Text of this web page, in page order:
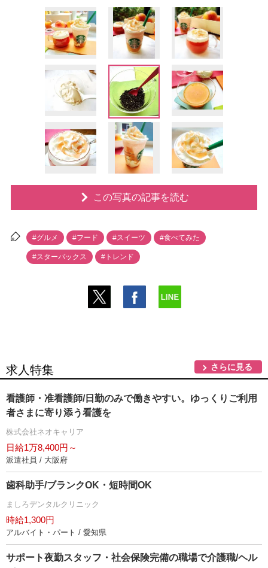
この写真の記事を読む
#グルメ #フード #スイーツ #食べてみた
#スターバックス #トレンド
求人特集 さらに見る
看護師・准看護師/日勤のみで働きやすい。ゆっくりご利用
者さまに寄り添う看護を
株式会社ネオキャリア
日給1万8,400円～
派遣社員 / 大阪府
歯科助手/ブランクOK・短時間OK
ましろデンタルクリニック
時給1,300円
アルバイト・パート / 愛知県
サポート夜勤スタッフ・社会保険完備の職場で介護職/ヘル